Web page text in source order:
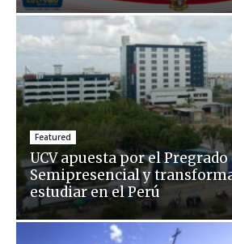
Featured
UCV apuesta por el Pregrado
Semipresencial y
estudiar en el Perú